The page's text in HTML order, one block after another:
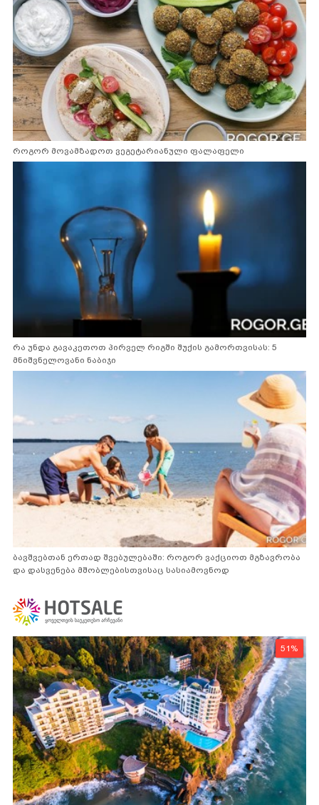
როგორ მოვამზადოთ ვეგეტარიანული ფალაფელი
რა უნდა გავაკეთოთ პირველ რიგში შუქის გამორთვისას: 5
მნიშვნელოვანი ნაბიჯი
ბავშვებთან ერთად შვებულებაში: როგორ ვაქციოთ მგზავრობა
და დასვენება მშობლებისთვისაც სასიამოვნოდ
51%